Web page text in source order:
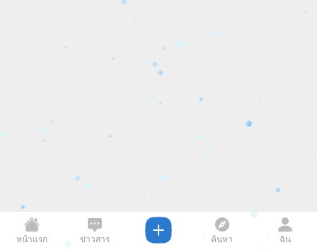
หน้าแรก ข่าวสาร ค้นหา ฉัน